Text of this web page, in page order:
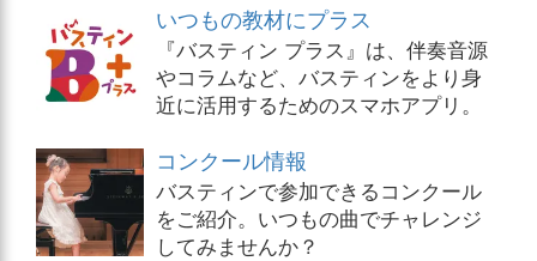
いつもの教材にプラス
『バスティン プラス』は、伴奏音源
やコラムなど、バスティンをより身
近に活用するためのスマホアプリ。
コンクール情報
バスティンで参加できるコンクール
をご紹介。いつもの曲でチャレンジ
してみませんか？